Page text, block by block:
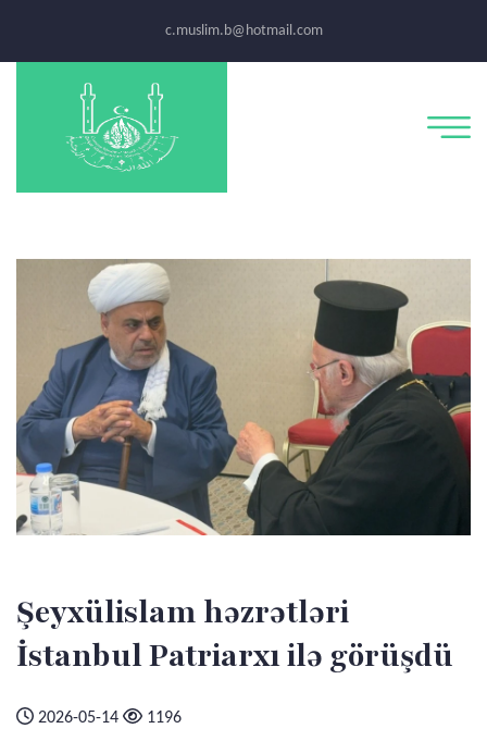
c.muslim.b@hotmail.com
Şeyxülislam həzrətləri
İstanbul Patriarxı ilə görüşdü
2026-05-14 1196